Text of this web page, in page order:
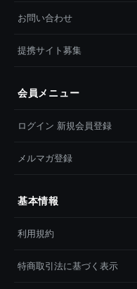
お問い合わせ
提携サイト募集
会員メニュー
ログイン 新規会員登録
メルマガ登録
基本情報
利用規約
特商取引法に基づく表示